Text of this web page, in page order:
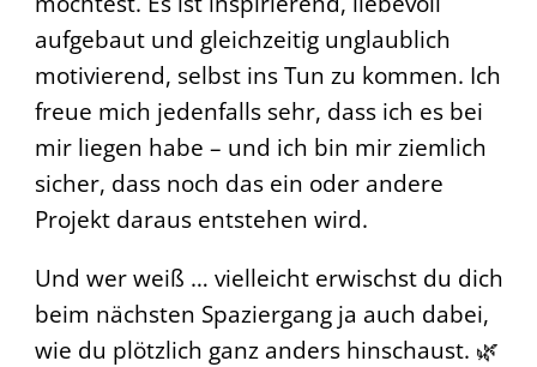
aufgebaut und gleichzeitig unglaublich
motivierend, selbst ins Tun zu kommen. Ich
freue mich jedenfalls sehr, dass ich es bei
mir liegen habe – und ich bin mir ziemlich
sicher, dass noch das ein oder andere
Projekt daraus entstehen wird.
Und wer weiß … vielleicht erwischst du dich
beim nächsten Spaziergang ja auch dabei,
wie du plötzlich ganz anders hinschaust. 🌿